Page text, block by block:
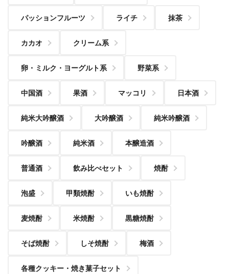
パッションフルーツ ライチ 抹茶
カカオ クリーム系
卵・ミルク・ヨーグルト系 野菜系
中国酒 果酒 マッコリ 日本酒
純米大吟醸酒 大吟醸酒 純米吟醸酒
吟醸酒 純米酒 本醸造酒
普通酒 飲み比べセット 焼酎
泡盛 甲類焼酎 いも焼酎
麦焼酎 米焼酎 黒糖焼酎
そば焼酎 しそ焼酎 梅酒
各種クッキー・焼き菓子セット